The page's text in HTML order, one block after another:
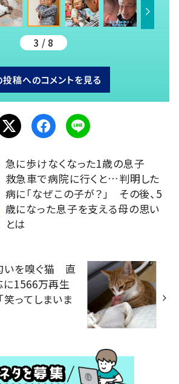
3 / 8
投稿へのコメントを見る
急に歩けなくなった1歳の息子
救急車で病院に行くと…判明した
病に「なぜこの子が？」 その後、5
歳になった息子を支える母の思い
とは
いを嗅ぐ猫 直
に1566万再生
笑ってしまいま